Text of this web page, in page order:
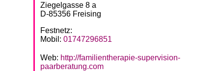
Ziegelgasse 8 a
D-85356 Freising
Festnetz:
Mobil: 01747296851
Web: http://familientherapie-supervision-
paarberatung.com